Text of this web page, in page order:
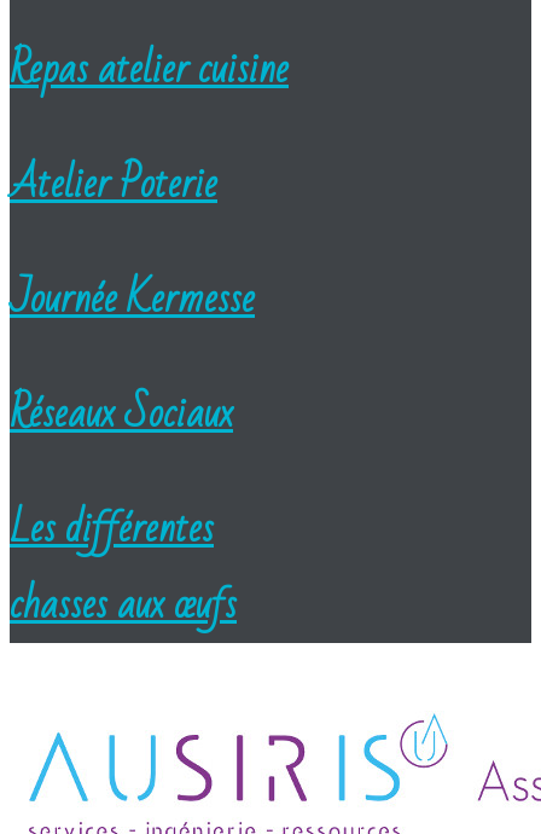
Repas atelier cuisine
Atelier Poterie
Journée Kermesse
Réseaux Sociaux
Les différentes
chasses aux œufs